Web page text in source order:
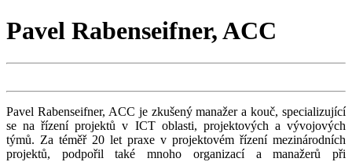
Pavel Rabenseifner, ACC
Pavel Rabenseifner, ACC je zkušený manažer a kouč, specializující
se na řízení projektů v ICT oblasti, projektových a vývojových
týmů. Za téměř 20 let praxe v projektovém řízení mezinárodních
projektů, podpořil také mnoho organizací a manažerů při